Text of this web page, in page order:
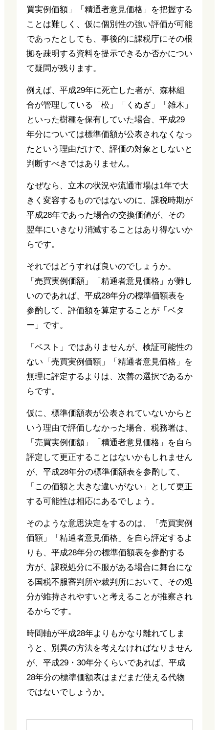
買実例価額」「精通者意見価格」を把握する
ことは難しく、仮に個別性の強い評価が可能
であったとしても、事後的に課税庁にその根
拠を疎明する資料を提示できるか否かについ
て疑問が残ります。
例えば、平成29年に死亡した者が、森林組
合が管理している「松」「くぬぎ」「雑木」
といった樹種を保有していた場合、平成29
年分については標準価額が公表されなくなっ
たという理由だけで、評価の対象としないと
判断すべきではありません。
なぜなら、立木の状況や流通市場は1年で大
きく変容するものではないのに、課税時期が
平成28年であった場合の交換価値が、その
翌年にいきなり消滅することはあり得ないか
らです。
それではどうすれば良いのでしょうか。
「売買実例価額」「精通者意見価格」が難し
いのであれば、平成28年分の標準価額表を
参酌して、評価額を算定することが「ベタ
ー」です。
「ベスト」ではありませんが、検証可能性の
ない「売買実例価額」「精通者意見価格」を
無理に評定するよりは、次善の選択であるか
らです。
仮に、標準価額表が公表されていないからと
いう理由で評価しなかった場合、税務署は、
「売買実例価額」「精通者意見価格」を自ら
評定して更正することはないかもしれません
が、平成28年分の標準価額表を参酌して、
「この価額と大きな違いがない」として更正
する可能性は相応にあるでしょう。
そのような意思決定をするのは、「売買実例
価額」「精通者意見価格」を自ら評定するよ
りも、平成28年分の標準価額表を参酌する
方が、課税処分に不服がある場合に舞台にな
る国税不服審判所や裁判所において、その処
分が維持されやすいと考えることが推察され
るからです。
時間軸が平成28年よりもかなり離れてしま
うと、別異の方法を考えなければなりません
が、平成29・30年分くらいであれば、平成
28年分の標準価額表はまだまだ使える代物
ではないでしょうか。